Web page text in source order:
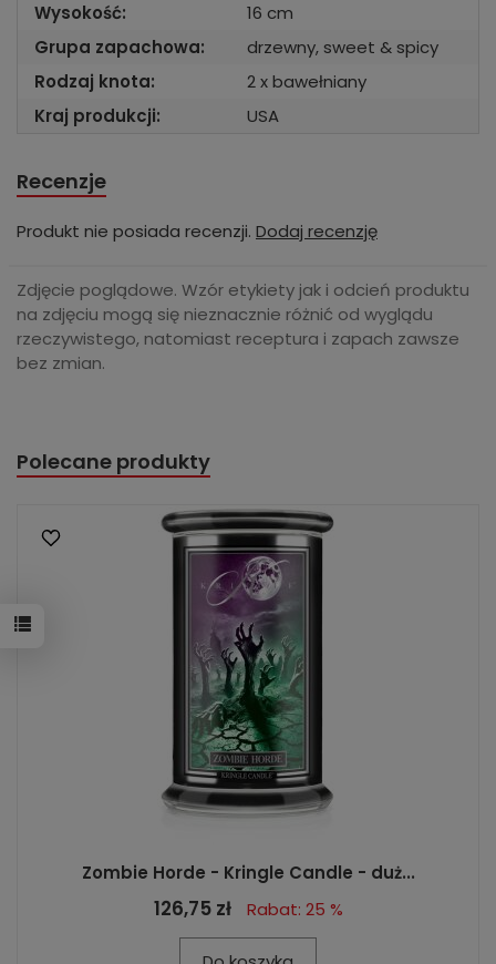
Wysokość:
16 cm
Grupa zapachowa:
drzewny, sweet & spicy
Rodzaj knota:
2 x bawełniany
Kraj produkcji:
USA
Recenzje
Produkt nie posiada recenzji. Dodaj recenzję
Zdjęcie poglądowe. Wzór etykiety jak i odcień produktu
na zdjęciu mogą się nieznacznie różnić od wyglądu
rzeczywistego, natomiast receptura i zapach zawsze
bez zmian.
Polecane produkty
Zombie Horde - Kringle Candle - duż...
126,75 zł Rabat: 25 %